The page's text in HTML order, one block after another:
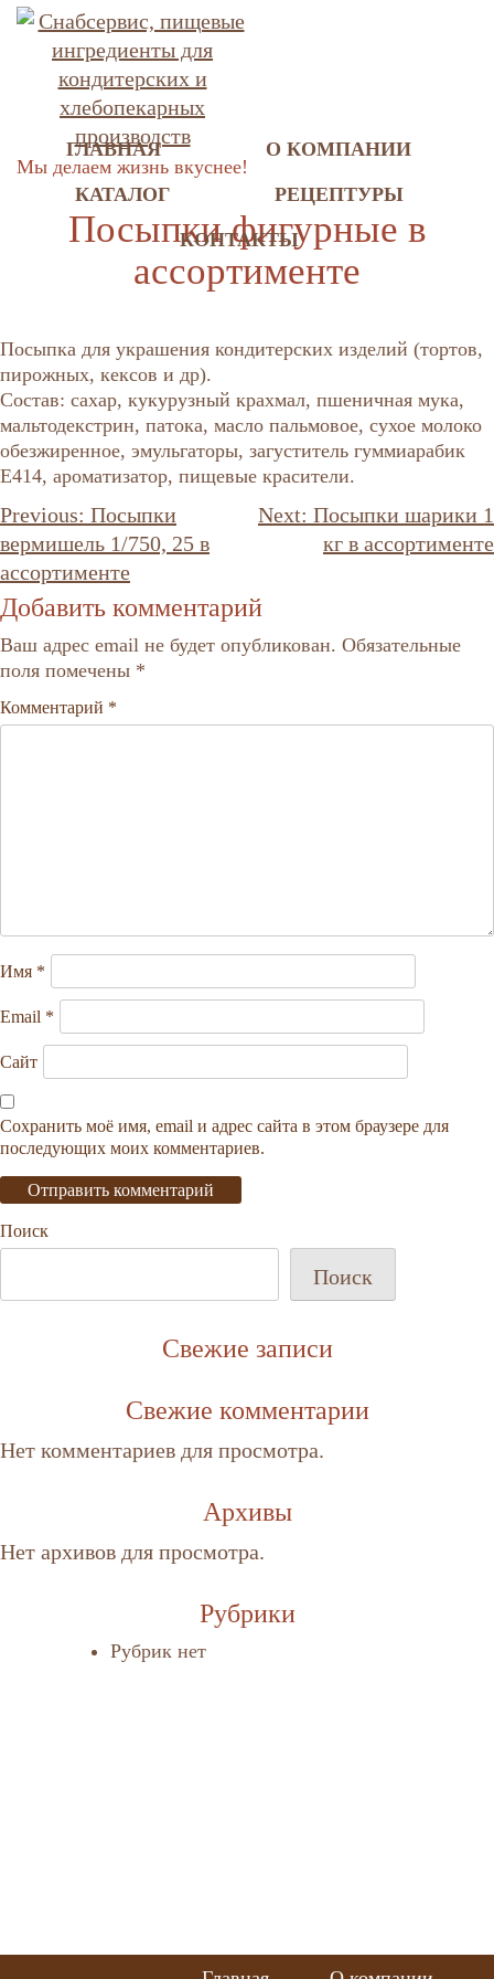
Мы делаем жизнь вкуснее!
ГЛАВНАЯ О КОМПАНИИ
КАТАЛОГ РЕЦЕПТУРЫ
КОНТАКТЫ
Посыпки фигурные в
ассортименте
Посыпка для украшения кондитерских изделий (тортов,
пирожных, кексов и др).
Состав: сахар, кукурузный крахмал, пшеничная мука,
мальтодекстрин, патока, масло пальмовое, сухое молоко
обезжиренное, эмульгаторы, загуститель гуммиарабик
Е414, ароматизатор, пищевые красители.
Навигация
по
записям
Previous: Посыпки
вермишель 1/750, 25 в
ассортименте
Next: Посыпки шарики 1
кг в ассортименте
Добавить комментарий
Ваш адрес email не будет опубликован. Обязательные
поля помечены *
Комментарий *
Имя *
Email *
Сайт
Сохранить моё имя, email и адрес сайта в этом браузере для
последующих моих комментариев.
Поиск
Поиск
Свежие записи
Свежие комментарии
Нет комментариев для просмотра.
Архивы
Нет архивов для просмотра.
Рубрики
Рубрик нет